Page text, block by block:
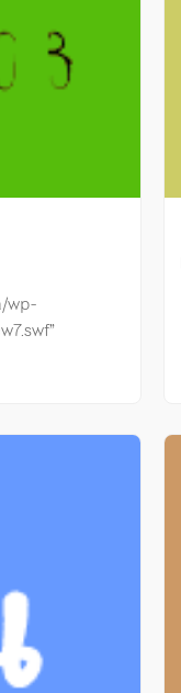
wp-